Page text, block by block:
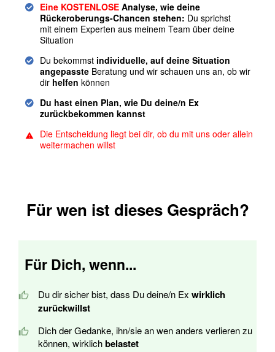
Eine KOSTENLOSE Analyse, wie deine
Rückeroberungs-Chancen stehen: Du sprichst
mit einem Experten aus meinem Team über deine
Situation
Du bekommst individuelle, auf deine Situation
angepasste Beratung und wir schauen uns an, ob wir
dir helfen können
Du hast einen Plan, wie Du deine/n Ex
zurückbekommen kannst
Die Entscheidung liegt bei dir, ob du mit uns oder allein
weitermachen willst
Für wen ist dieses Gespräch?
Für Dich, wenn...
Du dir sicher bist, dass Du deine/n Ex wirklich
zurückwillst
Dich der Gedanke, ihn/sie an wen anders verlieren zu
können, wirklichbelastet